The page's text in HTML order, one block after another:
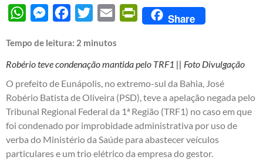
WhatsAppMessengerFacebook
Twitter Email PrintFriendly
Share
Tempo de leitura: 2 minutos
Robério teve condenação mantida pelo TRF1 || Foto Divulgação
O prefeito de Eunápolis, no extremo-sul da Bahia, José
Robério Batista de Oliveira (PSD), teve a apelação negada pelo
Tribunal Regional Federal da 1ª Região (TRF1) no caso em que
foi condenado por improbidade administrativa por uso de
verba do Ministério da Saúde para abastecer veículos
particulares e um trio elétrico da empresa do gestor.